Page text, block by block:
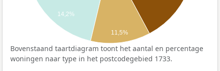
14,2%
11,5%
Bovenstaand taartdiagram toont het aantal en percentage
woningen naar type in het postcodegebied 1733.